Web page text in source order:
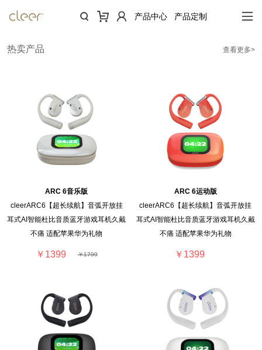
产品中心 产品定制
热卖产品 查看更多>
ARC 6音乐版
cleerARC6【超长续航】音弧开放挂
耳式AI智能杜比音质蓝牙游戏耳机久戴
不痛 适配苹果华为礼物
￥1399 ￥1799
ARC 6运动版
cleerARC6【超长续航】音弧开放挂
耳式AI智能杜比音质蓝牙游戏耳机久戴
不痛 适配苹果华为礼物
￥1399